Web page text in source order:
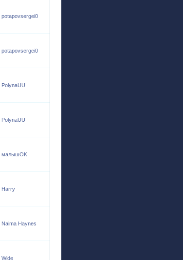
potapovsergei0
potapovsergei0
PolynaUU
PolynaUU
малышОК
Harry
Naima Haynes
Wide